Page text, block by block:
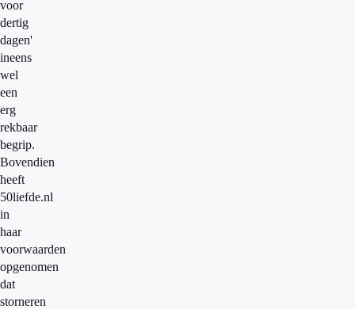
voor
dertig
dagen'
ineens
wel
een
erg
rekbaar
begrip.
Bovendien
heeft
50liefde.nl
in
haar
voorwaarden
opgenomen
dat
storneren